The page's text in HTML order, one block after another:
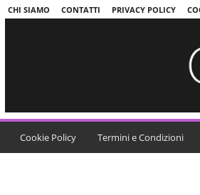
CHI SIAMO CONTATTI PRIVACY POLICY
Cookie Policy Termini e Condizioni